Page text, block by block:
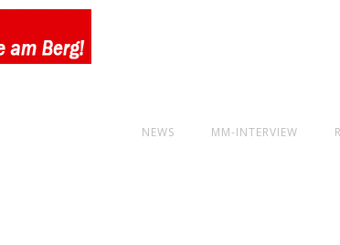
NEWS MM-INTERVIEW